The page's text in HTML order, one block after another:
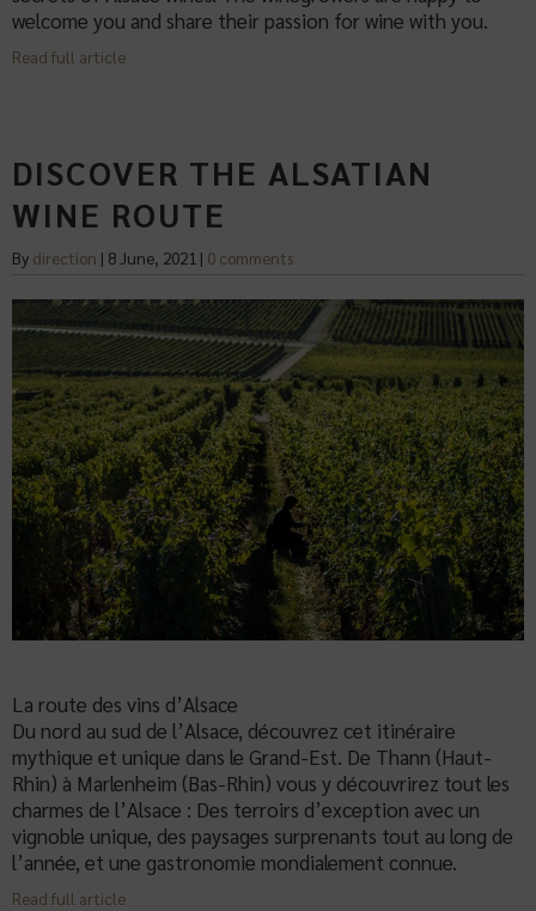
welcome you and share their passion for wine with you.
Read full article
DISCOVER THE ALSATIAN
WINE ROUTE
By direction | 8 June, 2021 | 0 comments
La route des vins d’Alsace
Du nord au sud de l’Alsace, découvrez cet itinéraire
mythique et unique dans le Grand-Est. De Thann (Haut-
Rhin) à Marlenheim (Bas-Rhin) vous y découvrirez tout les
charmes de l’Alsace : Des terroirs d’exception avec un
vignoble unique, des paysages surprenants tout au long de
l’année, et une gastronomie mondialement connue.
Read full article